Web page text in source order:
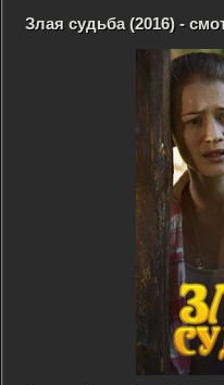
Злая судьба (2016) -